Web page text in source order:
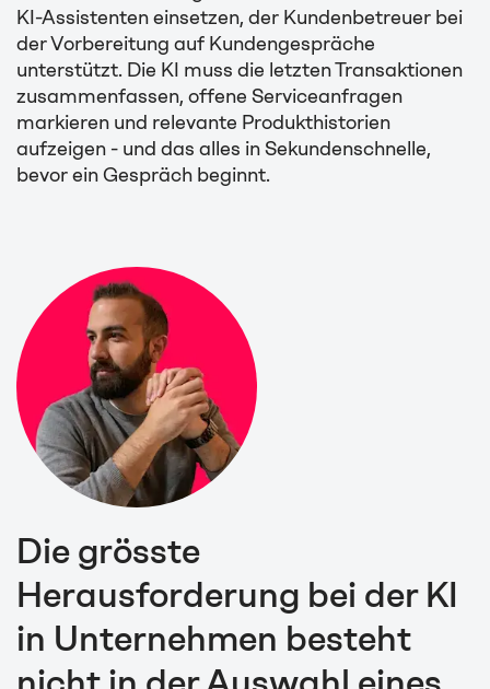
KI-Assistenten einsetzen, der Kundenbetreuer bei
der Vorbereitung auf Kundengespräche
unterstützt. Die KI muss die letzten Transaktionen
zusammenfassen, offene Serviceanfragen
markieren und relevante Produkthistorien
aufzeigen - und das alles in Sekundenschnelle,
bevor ein Gespräch beginnt.
Die grösste
Herausforderung bei der KI
in Unternehmen besteht